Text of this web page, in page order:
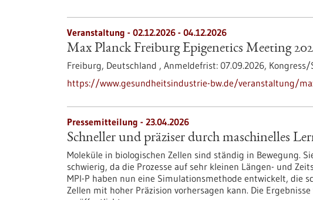
Veranstaltung - 02.12.2026 - 04.12.2026
Max Planck Freiburg Epigenetics Meeting
Freiburg, Deutschland , Anmeldefrist: 07.09.2026,
https://www.gesundheitsindustrie-bw.de/veranstaltung/
Pressemitteilung - 23.04.2026
Schneller und präziser durch maschinelles
Moleküle in biologischen Zellen sind ständig in Bewegung.
schwierig, da die Prozesse auf sehr kleinen Längen- und
MPI-P haben nun eine Simulationsmethode entwickelt, die
Zellen mit hoher Präzision vorhersagen kann. Die